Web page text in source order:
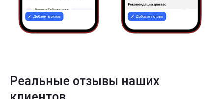
Реальные отзывы наших